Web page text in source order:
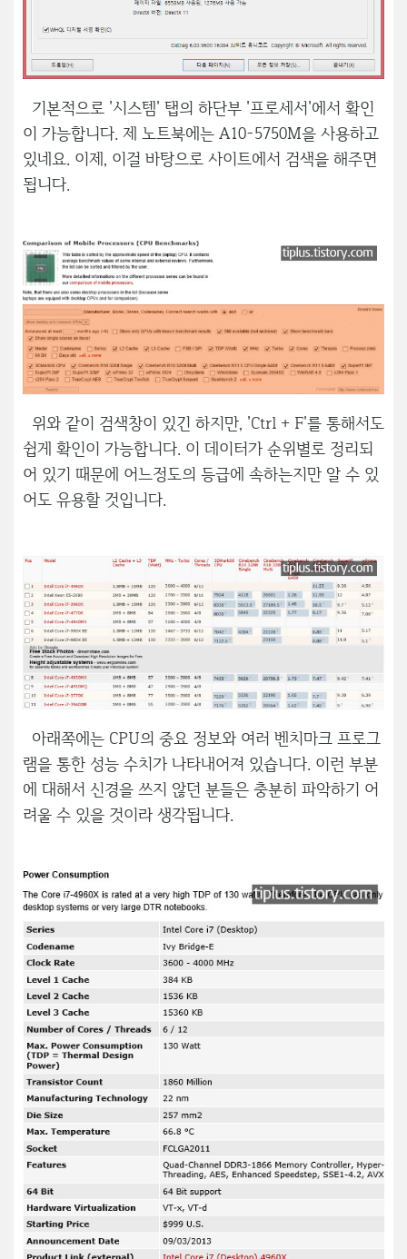
기본적으로 '시스템' 탭의 하단부 '프로세서'에서 확인
이 가능합니다. 제 노트북에는 A10-5750M을 사용하고
있네요. 이제, 이걸 바탕으로 사이트에서 검색을 해주면
됩니다.
위와 같이 검색창이 있긴 하지만, 'Ctrl + F'를 통해서도
쉽게 확인이 가능합니다. 이 데이터가 순위별로 정리되
어 있기 때문에 어느정도의 등급에 속하는지만 알 수 있
어도 유용할 것입니다.
아래쪽에는 CPU의 중요 정보와 여러 벤치마크 프로그
램을 통한 성능 수치가 나타내어져 있습니다. 이런 부분
에 대해서 신경을 쓰지 않던 분들은 충분히 파악하기 어
려울 수 있을 것이라 생각됩니다.